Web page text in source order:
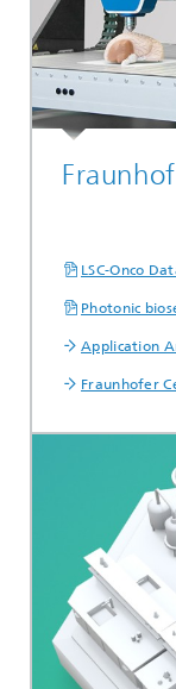
LSC-Onco
Photonic
Application
Fraunhofer